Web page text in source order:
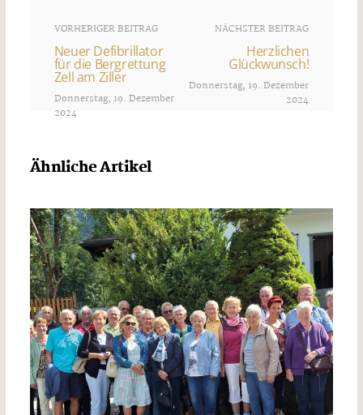
VORHERIGER BEITRAG
Neuer Defibrillator
für die Bergrettung
Zell am Ziller
Donnerstag, 19. Dezember
2024
NÄCHSTER BEITRAG
Herzlichen
Glückwunsch!
Donnerstag, 19. Dezember
2024
Ähnliche Artikel